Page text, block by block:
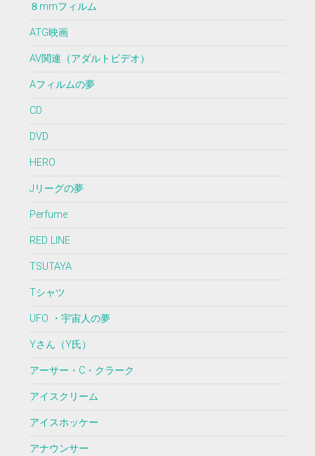
８mmフィルム
ATG映画
AV関連（アダルトビデオ）
Aフィルムの夢
CD
DVD
HERO
Jリーグの夢
Perfume
RED LINE
TSUTAYA
Tシャツ
UFO ・宇宙人の夢
Yさん（Y氏）
アーサー・C・クラーク
アイスクリーム
アイスホッケー
アナウンサー